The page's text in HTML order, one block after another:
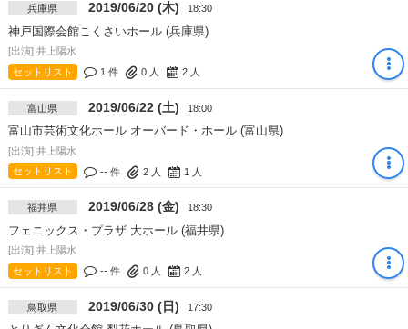
兵庫県 2019/06/20 (木) 18:30
神戸国際会館こくさいホール (兵庫県)
[出演] 井上陽水
セットリスト
1 件 0人 2人
富山県 2019/06/22 (土) 18:00
富山市芸術文化ホール オーバード・ホール (富山県)
[出演] 井上陽水
セットリスト
-- 件 2人 1 人
福井県 2019/06/28 (金) 18:30
フェニックス・プラザ 大ホール (福井県)
[出演] 井上陽水
セットリスト
-- 件 0人 2人
鳥取県 2019/06/30 (日) 17:30